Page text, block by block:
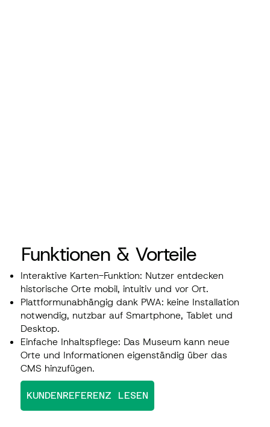
Funktionen & Vorteile
Interaktive Karten-Funktion: Nutzer entdecken
historische Orte mobil, intuitiv und vor Ort.
Plattformunabhängig dank PWA: keine Installation
notwendig, nutzbar auf Smartphone, Tablet und
Desktop.
Einfache Inhaltspflege: Das Museum kann neue
Orte und Informationen eigenständig über das
CMS hinzufügen.
KUNDENREFERENZ LESEN